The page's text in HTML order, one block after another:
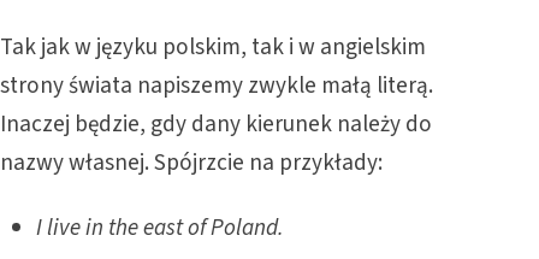
Tak jak w języku polskim, tak i w angielskim
strony świata napiszemy zwykle małą literą.
Inaczej będzie, gdy dany kierunek należy do
nazwy własnej. Spójrzcie na przykłady:
I live in the east of Poland.